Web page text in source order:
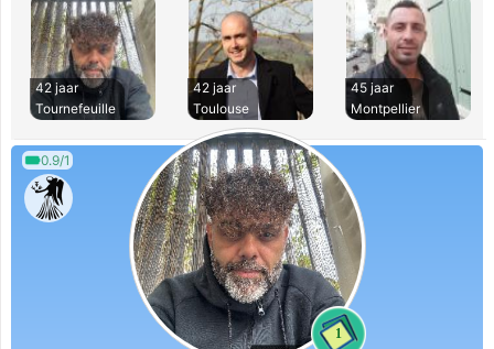
42 jaar
Tournefeuille
42 jaar
Toulouse
45 jaar
Montpellier
0.9/1
1